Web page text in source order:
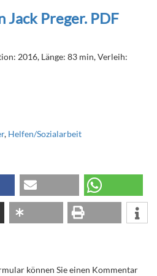
Jack Preger. PDF
2016, Länge: 83 min, Verleih:
, Helfen/Sozialarbeit
können Sie einen Kommentar